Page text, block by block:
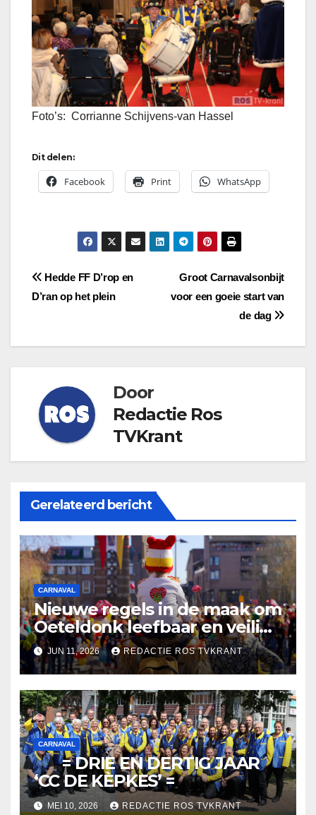
Foto’s: Corrianne Schijvens-van Hassel
Dit delen:
Facebook Print WhatsApp
Bericht
navigatie
Groot Carnavalsonbijt
voor een goeie start van
de dag
Hedde FF D’rop en
D’ran op het plein
Door
Redactie Ros
TVKrant
Gerelateerd bericht
CARNAVAL
Nieuwe regels in de maak om
Oeteldonk leefbaar en veilig
te houden
JUN 11, 2026 REDACTIE ROS TVKRANT
CARNAVAL
= DRIE EN DERTIG JAAR
‘CC DE KÈPKES’ =
MEI 10, 2026 REDACTIE ROS TVKRANT